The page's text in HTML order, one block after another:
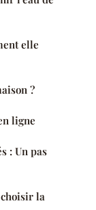
elle
?
ligne
: Un pas
la